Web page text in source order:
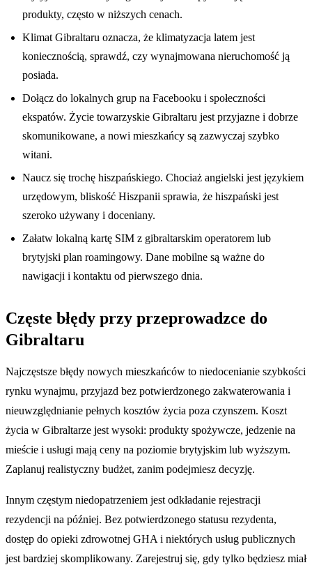
produkty, często w niższych cenach.
Klimat Gibraltaru oznacza, że klimatyzacja latem jest
koniecznością, sprawdź, czy wynajmowana nieruchomość ją
posiada.
Dołącz do lokalnych grup na Facebooku i społeczności
ekspatów. Życie towarzyskie Gibraltaru jest przyjazne i dobrze
skomunikowane, a nowi mieszkańcy są zazwyczaj szybko
witani.
Naucz się trochę hiszpańskiego. Chociaż angielski jest językiem
urzędowym, bliskość Hiszpanii sprawia, że hiszpański jest
szeroko używany i doceniany.
Załatw lokalną kartę SIM z gibraltarskim operatorem lub
brytyjski plan roamingowy. Dane mobilne są ważne do
nawigacji i kontaktu od pierwszego dnia.
Częste błędy przy przeprowadzce do
Gibraltaru
Najczęstsze błędy nowych mieszkańców to niedocenianie szybkości
rynku wynajmu, przyjazd bez potwierdzonego zakwaterowania i
nieuwzględnianie pełnych kosztów życia poza czynszem. Koszt
życia w Gibraltarze jest wysoki: produkty spożywcze, jedzenie na
mieście i usługi mają ceny na poziomie brytyjskim lub wyższym.
Zaplanuj realistyczny budżet, zanim podejmiesz decyzję.
Innym częstym niedopatrzeniem jest odkładanie rejestracji
rezydencji na później. Bez potwierdzonego statusu rezydenta,
dostęp do opieki zdrowotnej GHA i niektórych usług publicznych
jest bardziej skomplikowany. Zarejestruj się, gdy tylko będziesz miał